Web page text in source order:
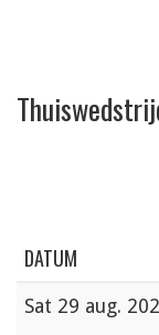
DATUM
Sat 29 aug.